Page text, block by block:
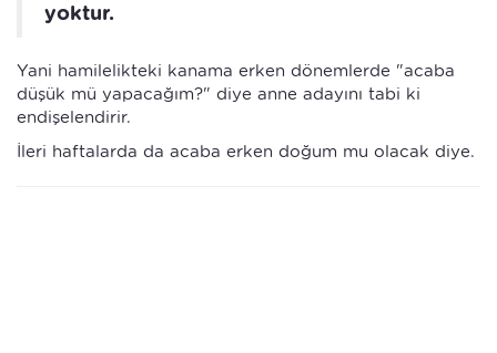
yoktur.
Yani hamilelikteki kanama erken dönemlerde "acaba
düşük mü yapacağım?" diye anne adayını tabi ki
endişelendirir.
İleri haftalarda da acaba erken doğum mu olacak diye.